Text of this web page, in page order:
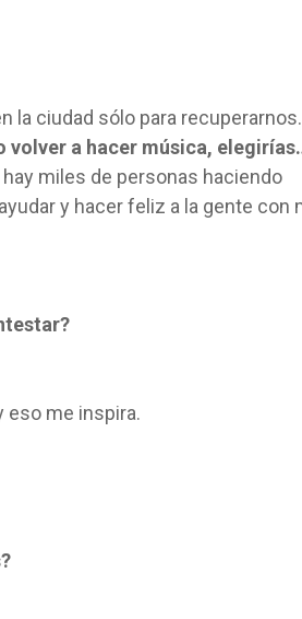
la ciudad sólo para recuperarnos.
volver a hacer música,
miles de personas haciendo
y hacer feliz a la gente con
eso me inspira.